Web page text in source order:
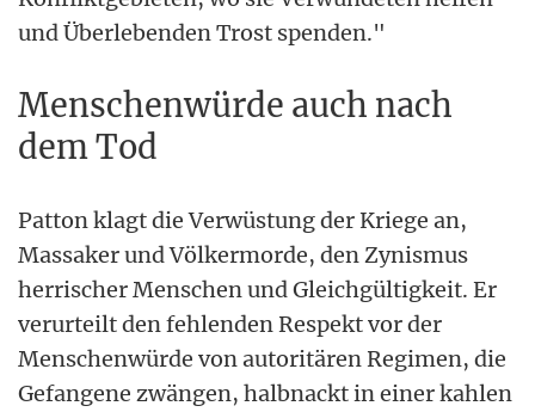
und Überlebenden Trost spenden."
Menschenwürde auch nach
dem Tod
Patton klagt die Verwüstung der Kriege an,
Massaker und Völkermorde, den Zynismus
herrischer Menschen und Gleichgültigkeit. Er
verurteilt den fehlenden Respekt vor der
Menschenwürde von autoritären Regimen, die
Gefangene zwängen, halbnackt in einer kahlen